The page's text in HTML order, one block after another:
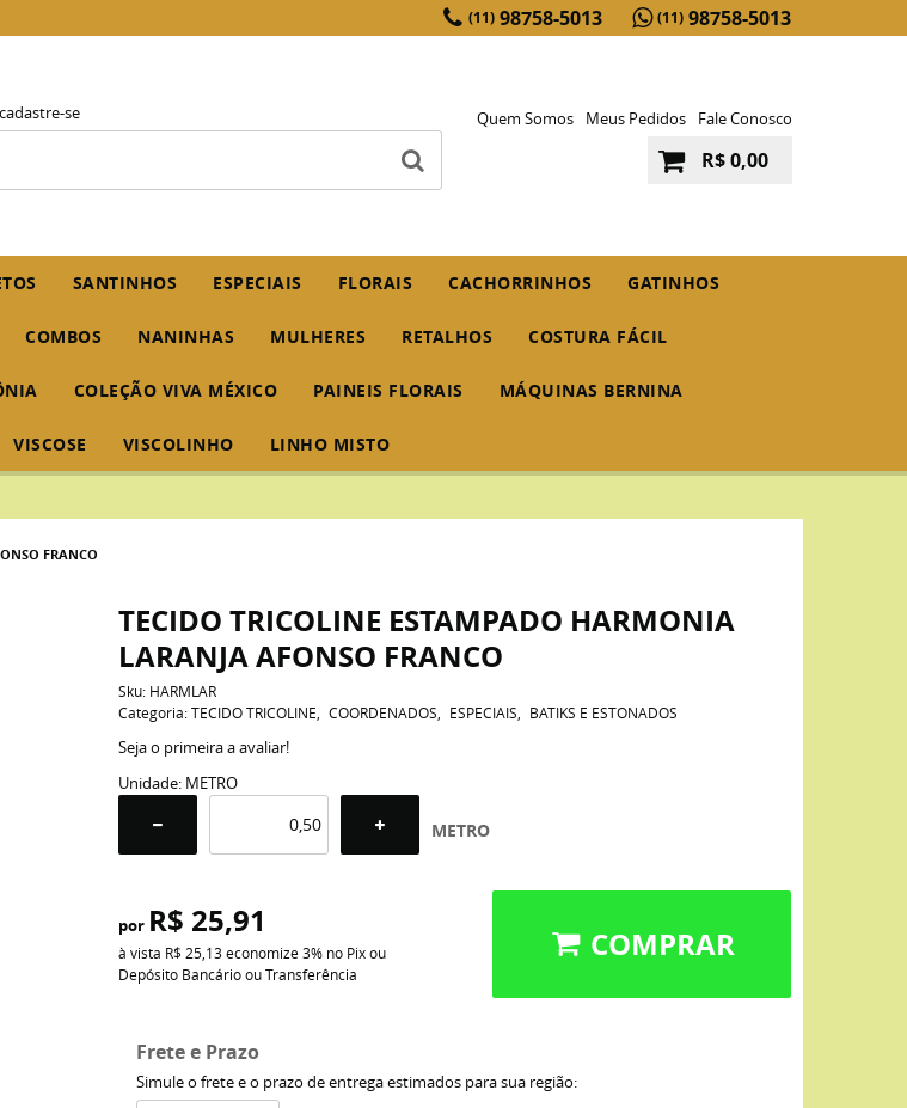
(11) 98758-5013 (11) 98758-5013
cadastre-se Quem Somos Meus Pedidos Fale Conosco
R$ 0,00
SANTINHOS ESPECIAIS FLORAIS CACHORRINHOS GATINHOS
COMBOS NANINHAS MULHERES RETALHOS COSTURA FÁCIL
COLEÇÃO VIVA MÉXICO PAINEIS FLORAIS MÁQUINAS BERNINA
VISCOSE VISCOLINHO LINHO MISTO
FRANCO
TECIDO TRICOLINE ESTAMPADO HARMONIA
LARANJA AFONSO FRANCO
Sku: HARMLAR
Categoria: TECIDO TRICOLINE COORDENADOS ESPECIAIS BATIKS E ESTONADOS
Seja o primeira a avaliar!
Unidade: METRO
METRO
por R$ 25,91
à vista R$ 25,13economize3% no Pix ou
Depósito Bancário ou Transferência
COMPRAR
Frete e Prazo
Simule o frete e o prazo de entrega estimados para sua região: